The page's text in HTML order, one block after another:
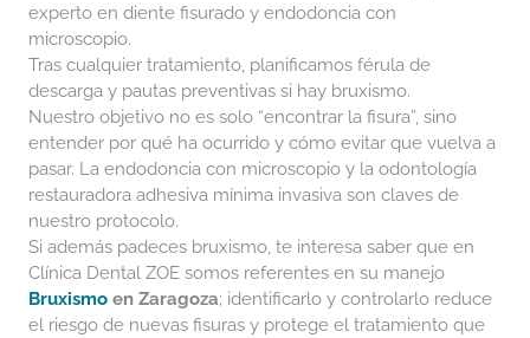
experto en diente fisurado y endodoncia con
microscopio.
Tras cualquier tratamiento, planificamos férula de
descarga y pautas preventivas si hay bruxismo.
Nuestro objetivo no es solo “encontrar la fisura”, sino
entender por qué ha ocurrido y cómo evitar que vuelva a
pasar. La endodoncia con microscopio y la odontología
restauradora adhesiva mínima invasiva son claves de
nuestro protocolo.
Si además padeces bruxismo, te interesa saber que en
Clínica Dental ZOE somos referentes en su manejo
Bruxismo en Zaragoza; identificarlo y controlarlo reduce
el riesgo de nuevas fisuras y protege el tratamiento que